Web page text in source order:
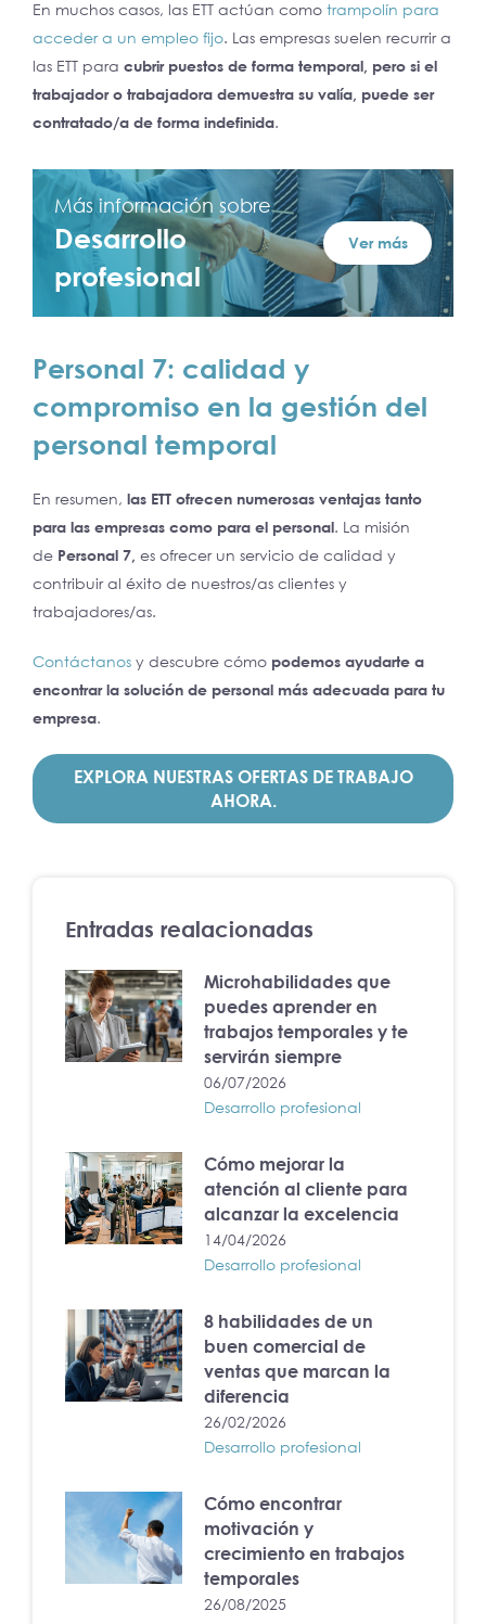
En muchos casos, las ETT actúan como trampolín para
acceder a un empleo fijo. Las empresas suelen recurrir a
las ETT para cubrir puestos de forma temporal, pero si el
trabajador o trabajadora demuestra su valía, puede ser
contratado/a de forma indefinida.
Más información sobre
Desarrollo
profesional
Ver más
Personal 7: calidad y
compromiso en la gestión del
personal temporal
En resumen, las ETT ofrecen numerosas ventajas tanto
para las empresas como para el personal. La misión
de Personal 7, es ofrecer un servicio de calidad y
contribuir al éxito de nuestros/as clientes y
trabajadores/as.
Contáctanos y descubre cómo podemos ayudarte a
encontrar la solución de personal más adecuada para tu
empresa.
EXPLORA NUESTRAS OFERTAS DE TRABAJO
AHORA.
Entradas realacionadas
Microhabilidades que
puedes aprender en
trabajos temporales y te
servirán siempre
06/07/2026
Desarrollo profesional
Cómo mejorar la
atención al cliente para
alcanzar la excelencia
14/04/2026
Desarrollo profesional
8 habilidades de un
buen comercial de
ventas que marcan la
diferencia
26/02/2026
Desarrollo profesional
Cómo encontrar
motivación y
crecimiento en trabajos
temporales
26/08/2025